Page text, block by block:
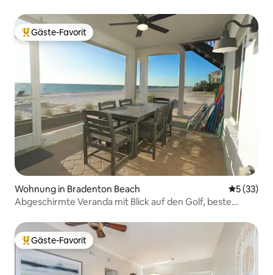
Beliebter Gäste-Favorit.
Gäste-Favorit
Wohnung in Bradenton Beach
5 (33)
Abgeschirmte Veranda mit Blick auf den Golf, beste
Beliebter Gäste-Favorit.
Gäste-Favorit